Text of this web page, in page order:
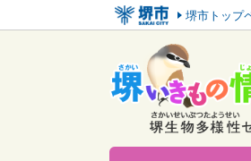
堺市トップ